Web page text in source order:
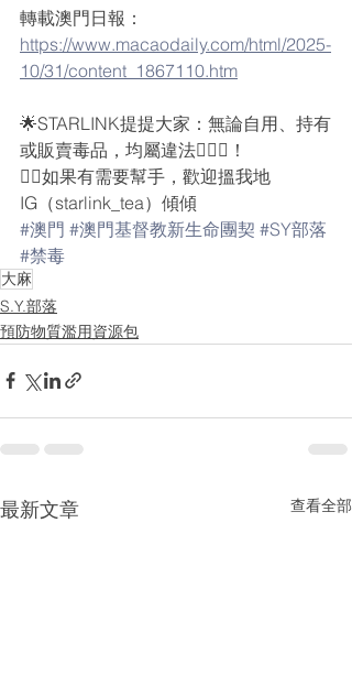
轉載澳門日報：
https://www.macaodaily.com/html/2025-
10/31/content_1867110.htm
🌟STARLINK提提大家：無論自用、持有
或販賣毒品，均屬違法🙅🏻‍♀️！
👉🏻如果有需要幫手，歡迎搵我地
IG（starlink_tea）傾傾
#澳門 #澳門基督教新生命團契 #SY部落
#禁毒
大麻
S.Y.部落
預防物質濫用資源包
最新文章 查看全部